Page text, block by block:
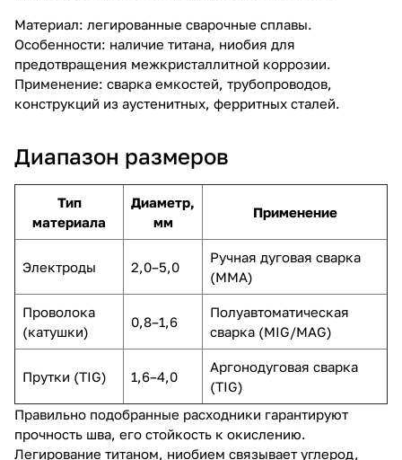
Материал: легированные сварочные сплавы.
Особенности: наличие титана, ниобия для
предотвращения межкристаллитной коррозии.
Применение: сварка емкостей, трубопроводов,
конструкций из аустенитных, ферритных сталей.
Диапазон размеров
Тип
материала
Диаметр,
мм
Применение
Электроды 2,0–5,0
Ручная дуговая сварка
(ММА)
Проволока
(катушки)
0,8–1,6
Полуавтоматическая
сварка (MIG/MAG)
Прутки (TIG) 1,6–4,0
Аргонодуговая сварка
(TIG)
Правильно подобранные расходники гарантируют
прочность шва, его стойкость к окислению.
Легирование титаном, ниобием связывает углерод,